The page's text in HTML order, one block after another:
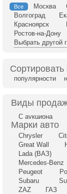
Все Москва
Волгоград
Красноярск
Ростов-на-Дону
Выбрать другой
Сортировать
популярности
С аукциона
Chrysler
Great Wall
Lada (ВАЗ)
Mercedes-Benz
Peugeot
Subaru
ZAZ
ГАЗ